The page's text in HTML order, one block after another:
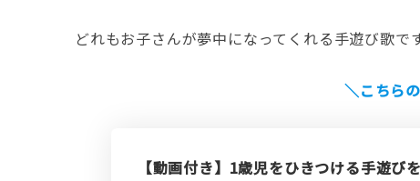
どれもお子さんが夢中になってくれる手遊び歌
＼こちら
【動画付き】1歳児をひきつける手遊び